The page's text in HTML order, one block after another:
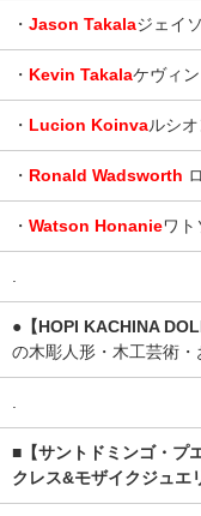
・ Jason Takalaジェイ
・ Kevin Takalaケヴィ
・ Lucion Koinvaルシ
・ Ronald Wadsworth
・ Watson Honanieワ
.
●【HOPI KACHINA
の木彫人形・木工芸術・
.
■【サントドミンゴ・プ
クレス&モザイクジュエ